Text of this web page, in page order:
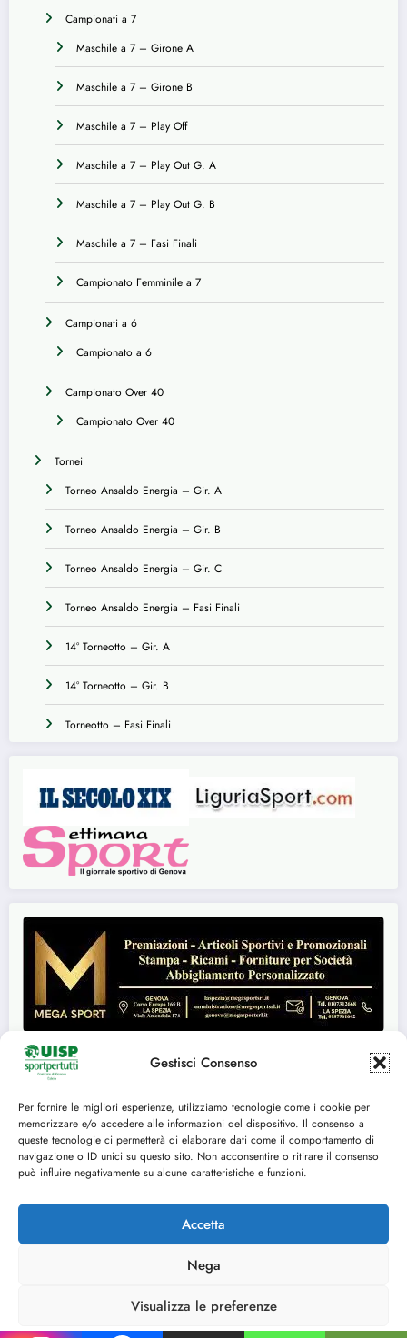
Gestisci Consenso
Per fornire le migliori esperienze, utilizziamo tecnologie come i cookie per
memorizzare e/o accedere alle informazioni del dispositivo. Il consenso a
queste tecnologie ci permetterà di elaborare dati come il comportamento di
navigazione o ID unici su questo sito. Non acconsentire o ritirare il consenso
può influire negativamente su alcune caratteristiche e funzioni.
Accetta
Nega
Visualizza le preferenze
Campionati a 7
Maschile a 7 – Girone A
Maschile a 7 – Girone B
Maschile a 7 – Play Off
Maschile a 7 – Play Out G. A
Maschile a 7 – Play Out G. B
Maschile a 7 – Fasi Finali
Campionato Femminile a 7
Campionati a 6
Campionato a 6
Campionato Over 40
Campionato Over 40
Tornei
Torneo Ansaldo Energia – Gir. A
Torneo Ansaldo Energia – Gir. B
Torneo Ansaldo Energia – Gir. C
Torneo Ansaldo Energia – Fasi Finali
14° Torneotto – Gir. A
14° Torneotto – Gir. B
Torneotto – Fasi Finali
Seguici su:
FACEBOOK
TWITTER
Cookie Policy (UE)
80153870102 - P.IVA 03029350109